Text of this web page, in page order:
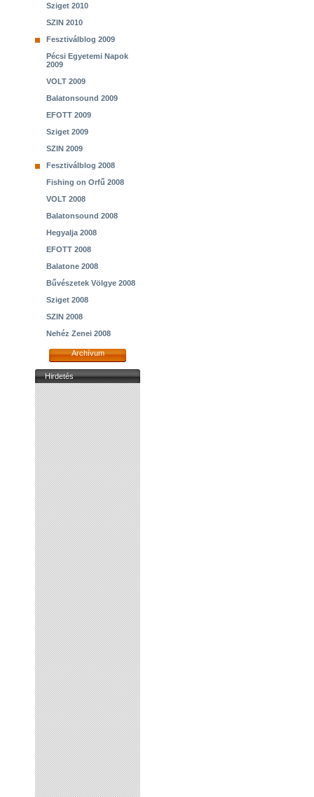
Sziget 2010
SZIN 2010
Fesztiválblog 2009
Pécsi Egyetemi Napok
2009
VOLT 2009
Balatonsound 2009
EFOTT 2009
Sziget 2009
SZIN 2009
Fesztiválblog 2008
Fishing on Orfű 2008
VOLT 2008
Balatonsound 2008
Hegyalja 2008
EFOTT 2008
Balatone 2008
Bűvészetek Völgye 2008
Sziget 2008
SZIN 2008
Nehéz Zenei 2008
Archívum
Hirdetés